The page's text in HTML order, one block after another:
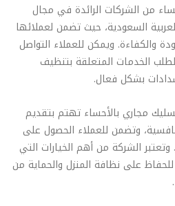
من الشركات الرائدة في مجال
السعودية، حيث تضمن لعملائها
والكفاءة. ويمكن للعملاء التواصل
الخدمات المتعلقة بتنظيف
بشكل فعال.
مجاري بالأحساء تهتم بتقديم
وتضمن للعملاء الحصول على
الشركة من أهم الخيارات التي
على نظافة المنزل والحماية من